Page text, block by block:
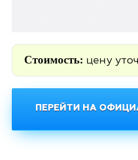
Стоимость: цену
ПЕРЕЙТИ НА